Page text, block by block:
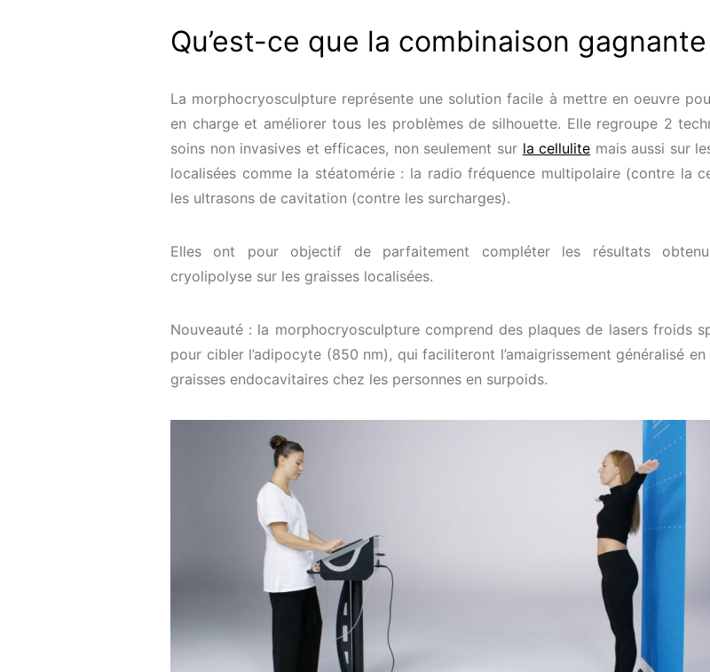
Qu’est-ce que la combinaison gagnante
La morphocryosculpture représente une solution facile à mettre en oeuvre
en charge et améliorer tous les problèmes de silhouette. Elle regroupe 2
soins non invasives et efficaces, non seulement sur la cellulite mais aussi sur
localisées comme la stéatomérie : la radio fréquence multipolaire (contre la
les ultrasons de cavitation (contre les surcharges).
Elles ont pour objectif de parfaitement compléter les résultats
cryolipolyse sur les graisses localisées.
Nouveauté : la morphocryosculpture comprend des plaques de lasers froids
pour cibler l’adipocyte (850 nm), qui faciliteront l’amaigrissement généralisé
graisses endocavitaires chez les personnes en surpoids.